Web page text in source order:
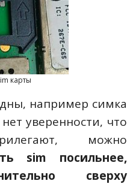
карты
например симка
уверенности, что
можно
sim посильнее,
сверху